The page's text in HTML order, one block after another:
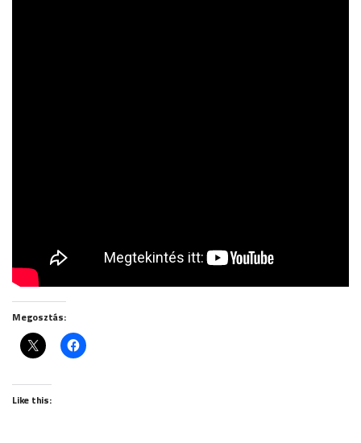
Megosztás:
Like this: